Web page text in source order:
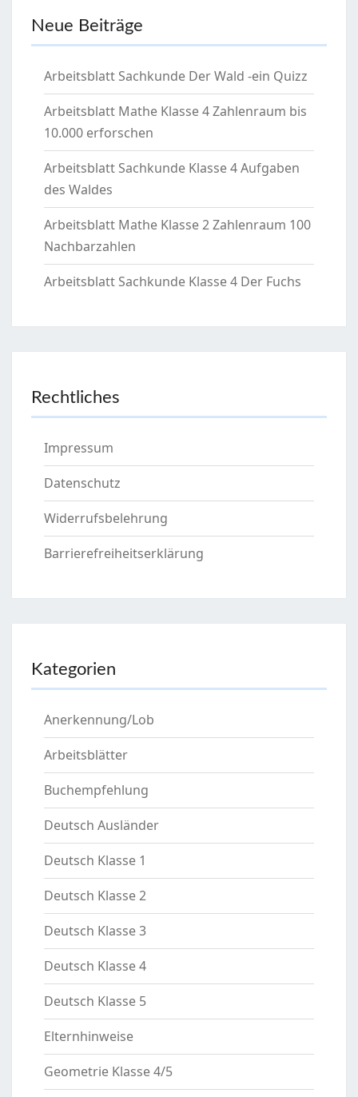
Neue Beiträge
Arbeitsblatt Sachkunde Der Wald -ein Quizz
Arbeitsblatt Mathe Klasse 4 Zahlenraum bis
10.000 erforschen
Arbeitsblatt Sachkunde Klasse 4 Aufgaben
des Waldes
Arbeitsblatt Mathe Klasse 2 Zahlenraum 100
Nachbarzahlen
Arbeitsblatt Sachkunde Klasse 4 Der Fuchs
Rechtliches
Impressum
Datenschutz
Widerrufsbelehrung
Barrierefreiheitserklärung
Kategorien
Anerkennung/Lob
Arbeitsblätter
Buchempfehlung
Deutsch Ausländer
Deutsch Klasse 1
Deutsch Klasse 2
Deutsch Klasse 3
Deutsch Klasse 4
Deutsch Klasse 5
Elternhinweise
Geometrie Klasse 4/5